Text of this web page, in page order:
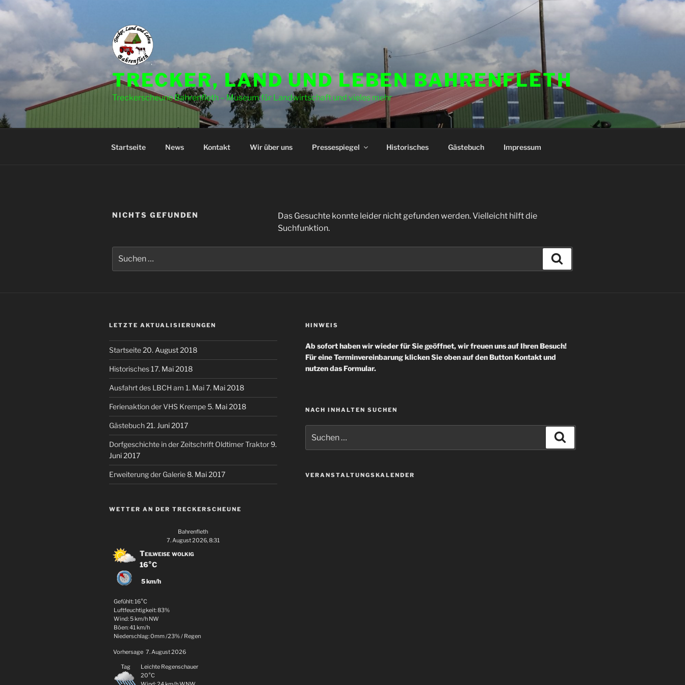
Zum
springen
TRECKER, LAND UND LEBEN BAHRENFLETH
Treckerscheune Bahrenfleth – Museum für Landwirtschaft und vieles mehr
Startseite News Kontakt Wir über uns Pressespiegel Historisches Gästebuch Impressum
NICHTS GEFUNDEN
Das Gesuchte konnte leider nicht gefunden werden. Vielleicht hilft die
Suchfunktion.
nach:
LETZTE AKTUALISIERUNGEN
Startseite20. August 2018
Historisches17. Mai 2018
Ausfahrt des LBCH am 1. Mai7. Mai 2018
Ferienaktion der VHS Krempe 5. Mai 2018
Gästebuch21. Juni 2017
Dorfgeschichte in der Zeitschrift Oldtimer Traktor9.
Juni 2017
Erweiterung der Galerie 8. Mai 2017
WETTER AN DER TRECKERSCHEUNE
Bahrenfleth
7. August 2026, 8:31
Teilweise wolkig
16°C
5 km/h
Gefühlt: 16°C
Luftfeuchtigkeit: 83%
Wind: 5 km/h NW
Böen: 41 km/h
Niederschlag:0mm/23%/ Regen
Vorhersage 7. August 2026
Tag
Leichte Regenschauer
20°C
HINWEIS
Ab sofort haben wir wieder für Sie geöffnet, wir freuen uns auf Ihren Besuch!
Für eine Terminvereinbarung klicken Sie oben auf den Button Kontakt und
nutzen das Formular.
NACH INHALTEN SUCHEN
nach:
VERANSTALTUNGSKALENDER